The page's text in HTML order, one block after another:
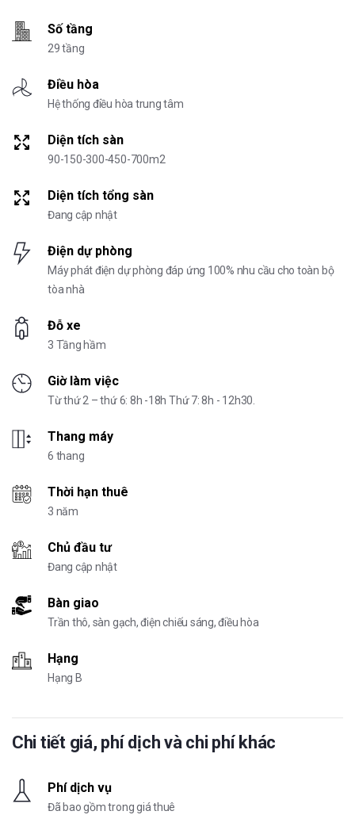
Số tầng
29 tầng
Điều hòa
Hệ thống điều hòa trung tâm
Diện tích sàn
90-150-300-450-700m2
Diện tích tổng sàn
Đang cập nhật
Điện dự phòng
Máy phát điện dự phòng đáp ứng 100% nhu cầu cho toàn bộ
tòa nhà
Đỗ xe
3 Tầng hầm
Giờ làm việc
Từ thứ 2 – thứ 6: 8h -18h Thứ 7: 8h - 12h30.
Thang máy
6 thang
Thời hạn thuê
3 năm
Chủ đầu tư
Đang cập nhật
Bàn giao
Trần thô, sàn gạch, điện chiếu sáng, điều hòa
Hạng
Hạng B
Chi tiết giá, phí dịch và chi phí khác
Phí dịch vụ
Đã bao gồm trong giá thuê